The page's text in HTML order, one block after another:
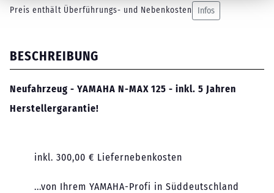
Preis enthält Überführungs- und Nebenkosten Infos
BESCHREIBUNG
Neufahrzeug - YAMAHA N-MAX 125 - inkl. 5 Jahren
Herstellergarantie!
inkl. 300,00 € Liefernebenkosten
...von Ihrem YAMAHA-Profi in Süddeutschland